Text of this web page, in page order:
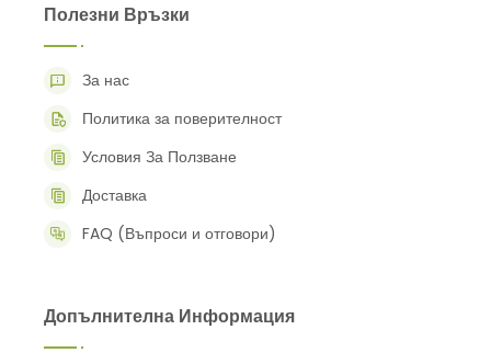
Полезни Връзки
За нас
Политика за поверителност
Условия За Ползване
Доставка
FAQ (Въпроси и отговори)
Допълнителна Информация